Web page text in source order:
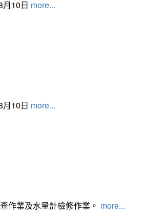
10日 more...
10日 more...
作業及水量計檢修作業。 more...